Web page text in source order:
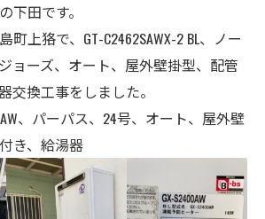
下田です。
上狢で、GT-C2462SAWX-2 BL、ノー
ョーズ、オート、屋外壁掛型、配管
交換工事をしました。
、パーパス、 24号、 オート、屋外壁
き、給湯器